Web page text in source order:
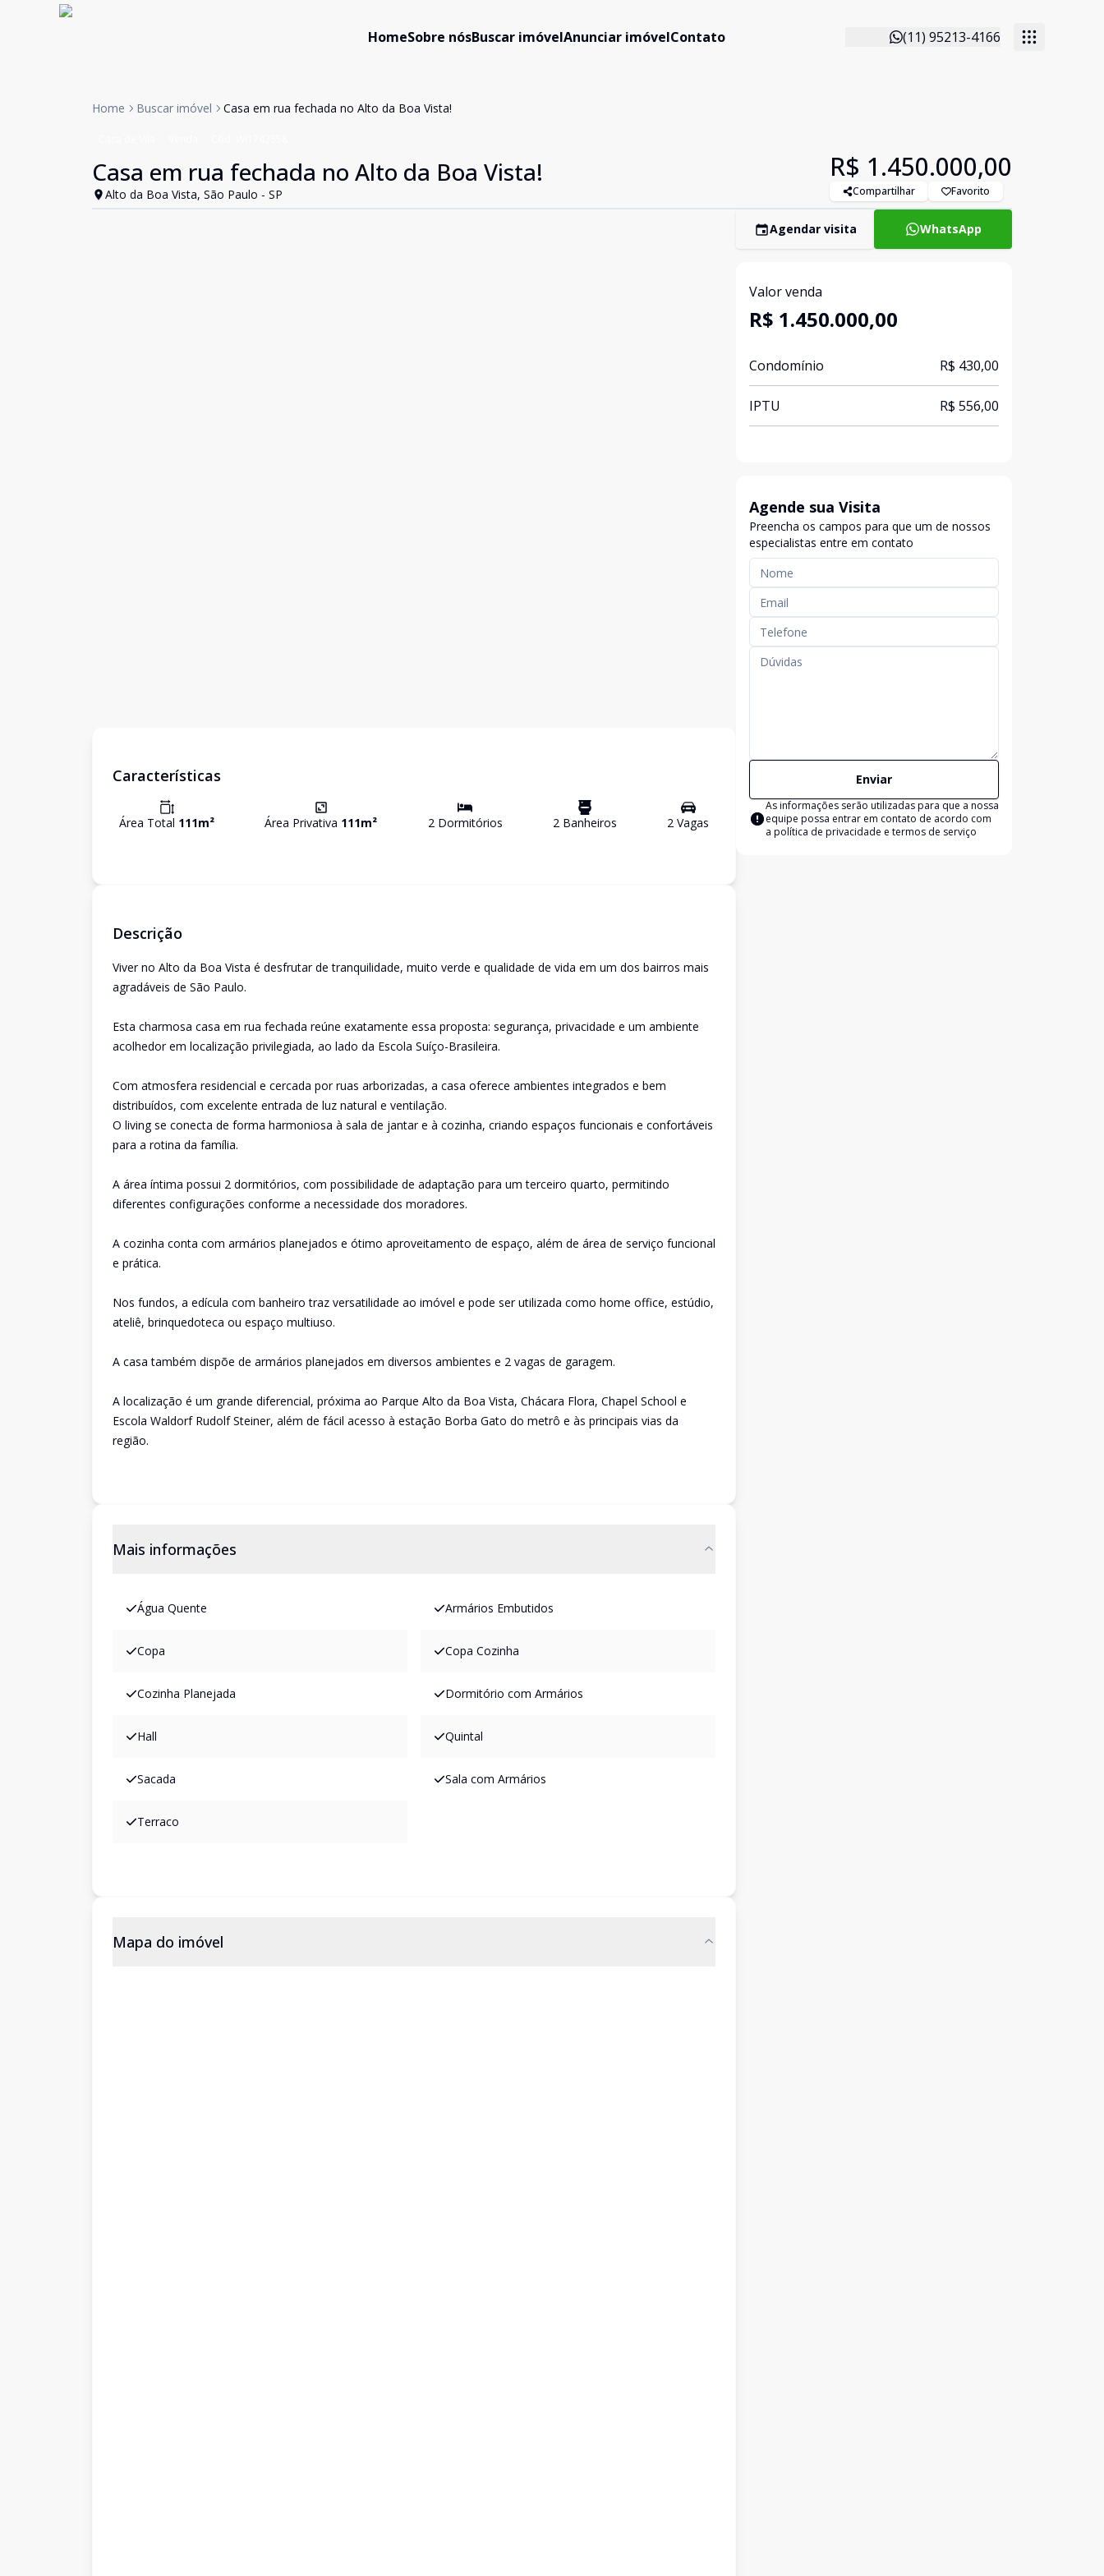
HomeSobre nósBuscar imóvelAnunciar imóvelContato (11) 95213-4166
Home Buscar imóvel Casa em rua fechada no Alto da Boa Vista!
Casa em rua fechada no Alto da Boa Vista!
Alto da Boa Vista, São Paulo - SP
R$ 1.450.000,00
Compartilhar Favorito
Características
Área Total 111m² Área Privativa 111m² 2Dormitórios 2Banheiros 2 Vagas
Descrição
Viver no Alto da Boa Vista é desfrutar de tranquilidade, muito verde e qualidade de vida em um dos bairros mais
agradáveis de São Paulo.
Esta charmosa casa em rua fechada reúne exatamente essa proposta: segurança, privacidade e um ambiente
acolhedor em localização privilegiada, ao lado da Escola Suíço-Brasileira.
Com atmosfera residencial e cercada por ruas arborizadas, a casa oferece ambientes integrados e bem
distribuídos, com excelente entrada de luz natural e ventilação.
O living se conecta de forma harmoniosa à sala de jantar e à cozinha, criando espaços funcionais e confortáveis
para a rotina da família.
A área íntima possui 2 dormitórios, com possibilidade de adaptação para um terceiro quarto, permitindo
diferentes configurações conforme a necessidade dos moradores.
A cozinha conta com armários planejados e ótimo aproveitamento de espaço, além de área de serviço funcional
e prática.
Nos fundos, a edícula com banheiro traz versatilidade ao imóvel e pode ser utilizada como home office, estúdio,
ateliê, brinquedoteca ou espaço multiuso.
A casa também dispõe de armários planejados em diversos ambientes e 2 vagas de garagem.
A localização é um grande diferencial, próxima ao Parque Alto da Boa Vista, Chácara Flora, Chapel School e
Escola Waldorf Rudolf Steiner, além de fácil acesso à estação Borba Gato do metrô e às principais vias da
região.
Mais informações
Água Quente Armários Embutidos
Copa Copa Cozinha
Cozinha Planejada Dormitório com Armários
Hall Quintal
Sacada Sala com Armários
Terraco
Mapa do imóvel
Agendar visita WhatsApp
Valor venda
R$ 1.450.000,00
Condomínio R$ 430,00
IPTU R$ 556,00
Agende sua Visita
Preencha os campos para que um de nossos
especialistas entre em contato
Enviar
As informações serão utilizadas para que a nossa
equipe possa entrar em contato de acordo com
a política de privacidade e termos de serviço